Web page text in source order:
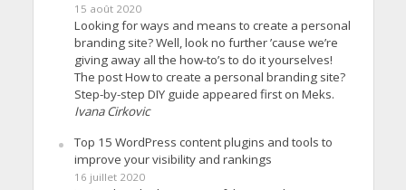
15 août 2020
Looking for ways and means to create a personal
branding site? Well, look no further ’cause we’re
giving away all the how-to’s to do it yourselves!
The post How to create a personal branding site?
Step-by-step DIY guide appeared first on Meks.
Ivana Cirkovic
Top 15 WordPress content plugins and tools to
improve your visibility and rankings
16 juillet 2020